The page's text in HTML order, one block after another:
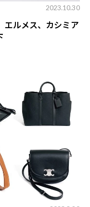
2023.10.30
エルメス、カシミア